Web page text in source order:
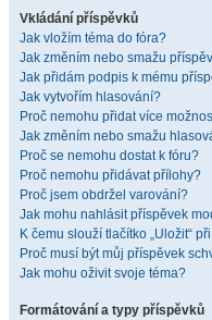
Vkládání příspěvků
Jak vložím téma do fóra?
Jak změním nebo smažu
Jak přidám podpis k mému
Jak vytvořím hlasování?
Proč nemohu přidat více
Jak změním nebo smažu
Proč se nemohu dostat k fóru?
Proč nemohu přidávat přílohy?
Proč jsem obdržel varování?
Jak mohu nahlásit příspěvek
K čemu slouží tlačítko „Uložit“
Proč musí být můj příspěvek
Jak mohu oživit svoje téma?
Formátování a typy příspěvků